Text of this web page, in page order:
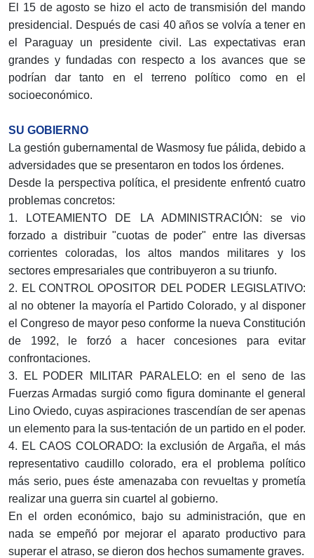
El 15 de agosto se hizo el acto de transmisión del mando
presidencial. Después de casi 40 años se volvía a tener en
el Paraguay un presidente civil. Las expectativas eran
grandes y fundadas con respecto a los avances que se
podrían dar tanto en el terreno político como en el
socioeconómico.
SU GOBIERNO
La gestión gubernamental de Wasmosy fue pálida, debido a
adversidades que se presentaron en todos los órdenes.
Desde la perspectiva política, el presidente enfrentó cuatro
problemas concretos:
1. LOTEAMIENTO DE LA ADMINISTRACIÓN: se vio
forzado a distribuir "cuotas de poder" entre las diversas
corrientes coloradas, los altos mandos militares y los
sectores empresariales que contribuyeron a su triunfo.
2. EL CONTROL OPOSITOR DEL PODER LEGISLATIVO:
al no obtener la mayoría el Partido Colorado, y al disponer
el Congreso de mayor peso conforme la nueva Constitución
de 1992, le forzó a hacer concesiones para evitar
confrontaciones.
3. EL PODER MILITAR PARALELO: en el seno de las
Fuerzas Armadas surgió como figura dominante el general
Lino Oviedo, cuyas aspiraciones trascendían de ser apenas
un elemento para la sus-tentación de un partido en el poder.
4. EL CAOS COLORADO: la exclusión de Argaña, el más
representativo caudillo colorado, era el problema político
más serio, pues éste amenazaba con revueltas y prometía
realizar una guerra sin cuartel al gobierno.
En el orden económico, bajo su administración, que en
nada se empeñó por mejorar el aparato productivo para
superar el atraso, se dieron dos hechos sumamente graves.